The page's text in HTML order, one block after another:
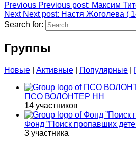
Previous Previous post: Максим
Next Next post: Настя Жоголева (
Search for:
Группы
Новые Активные Популярные
ПСО ВОЛОНТЕР НН
14 участников
Фонд ”Поиск пропавших
3 участника